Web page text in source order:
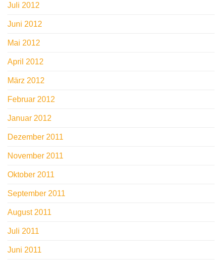
Juli 2012
Juni 2012
Mai 2012
April 2012
März 2012
Februar 2012
Januar 2012
Dezember 2011
November 2011
Oktober 2011
September 2011
August 2011
Juli 2011
Juni 2011